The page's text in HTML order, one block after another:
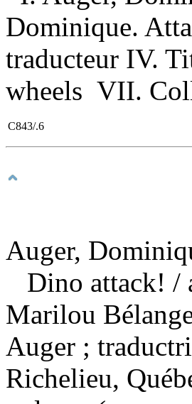
Dominique.
traducteur IV.
wheels VII.
C843/.6
Auger,
Dino attack! /
Marilou
Auger ;
Richelieu,